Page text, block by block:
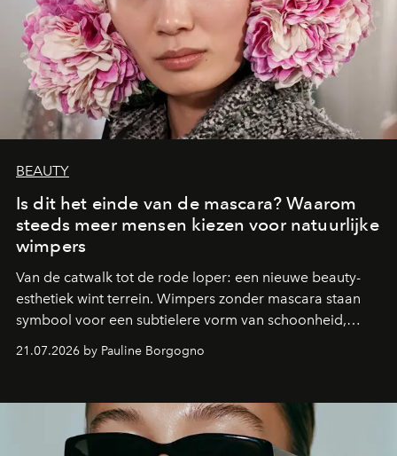
BEAUTY
Is dit het einde van de mascara? Waarom
steeds meer mensen kiezen voor natuurlijke
wimpers
Van de catwalk tot de rode loper: een nieuwe beauty-
esthetiek wint terrein. Wimpers zonder mascara staan
symbool voor een subtielere vorm van schoonheid,
aan make-up.
21.07.2026 by Pauline Borgogno